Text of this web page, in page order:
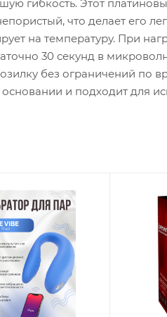
гибкость. Этот
что делает его
на температуру. При
30 секунд в
без ограничений по
и подходит для